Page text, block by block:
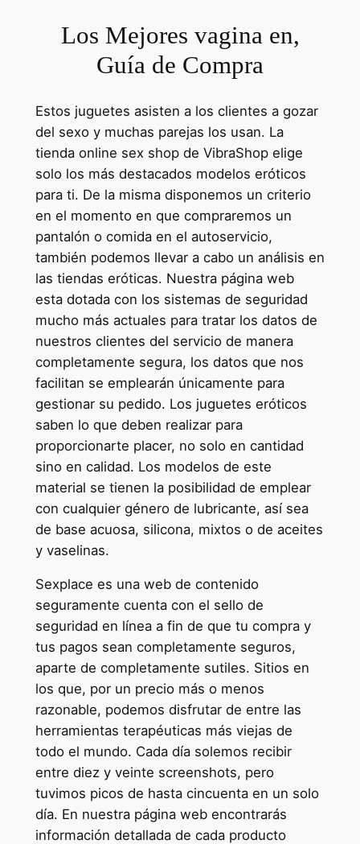
Los Mejores vagina en,
Guía de Compra
Estos juguetes asisten a los clientes a gozar
del sexo y muchas parejas los usan. La
tienda online sex shop de VibraShop elige
solo los más destacados modelos eróticos
para ti. De la misma disponemos un criterio
en el momento en que compraremos un
pantalón o comida en el autoservicio,
también podemos llevar a cabo un análisis en
las tiendas eróticas. Nuestra página web
esta dotada con los sistemas de seguridad
mucho más actuales para tratar los datos de
nuestros clientes del servicio de manera
completamente segura, los datos que nos
facilitan se emplearán únicamente para
gestionar su pedido. Los juguetes eróticos
saben lo que deben realizar para
proporcionarte placer, no solo en cantidad
sino en calidad. Los modelos de este
material se tienen la posibilidad de emplear
con cualquier género de lubricante, así sea
de base acuosa, silicona, mixtos o de aceites
y vaselinas.
Sexplace es una web de contenido
seguramente cuenta con el sello de
seguridad en línea a fin de que tu compra y
tus pagos sean completamente seguros,
aparte de completamente sutiles. Sitios en
los que, por un precio más o menos
razonable, podemos disfrutar de entre las
herramientas terapéuticas más viejas de
todo el mundo. Cada día solemos recibir
entre diez y veinte screenshots, pero
tuvimos picos de hasta cincuenta en un solo
día. En nuestra página web encontrarás
información detallada de cada producto